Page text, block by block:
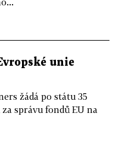
unie
žádá po státu 35
správu fondů EU na